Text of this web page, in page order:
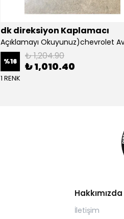
dk direksiyon Kaplamacı
%16 ₺ 1,204.90
₺ 1,010.40
1 RENK
Hakkımızda
İletişim